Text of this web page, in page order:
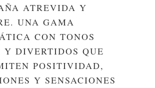
ATREVIDA Y
UNA GAMA
CON TONOS
Y DIVERTIDOS QUE
POSITIVIDAD,
Y SENSACIONES